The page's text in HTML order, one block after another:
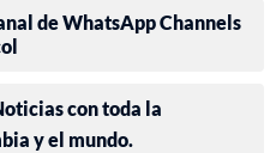
de WhatsApp Channels
con toda la
y el mundo.